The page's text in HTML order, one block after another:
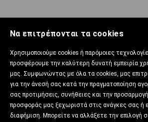
Να επιτρέπονται τα cookies
Χρησιμοποιούμε cookies ή παρόμοιες
προσφέρουμε την καλύτερη δυνατή εμπειρία
μας. Συμφωνώντας με όλα τα cookies, μας
για την άνεσή σας κατά την πραγματοποίηση
σας προτιμήσεις, συνήθειες και την
προσφοράς μας ξεχωριστά στις ανάγκες σας ή
διαφήμιση. Μπορείτε να αλλάξετε την επιλογή